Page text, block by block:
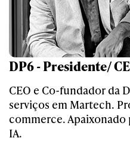
DP6 - Presidente/
CEO e Co-fundador da
serviços em Martech.
commerce.
IA.